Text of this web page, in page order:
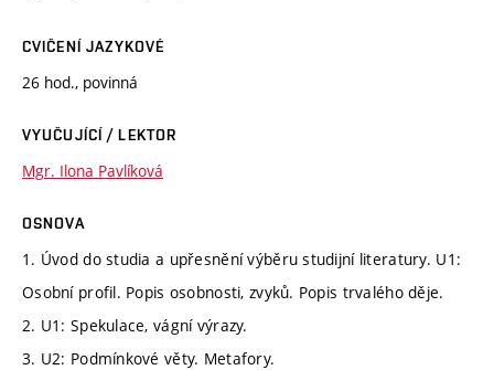
CVIČENÍ JAZYKOVÉ
26 hod., povinná
VYUČUJÍCÍ / LEKTOR
Mgr. Ilona Pavlíková
OSNOVA
1. Úvod do studia a upřesnění výběru studijní literatury. U1:
Osobní profil. Popis osobnosti, zvyků. Popis trvalého děje.
2. U1: Spekulace, vágní výrazy.
3. U2: Podmínkové věty. Metafory.